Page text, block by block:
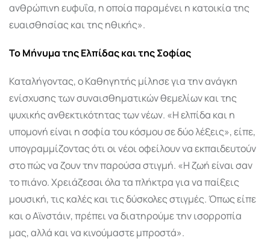
ανθρώπινη ευφυΐα, η οποία παραμένει η κατοικία της
ευαισθησίας και της ηθικής».
Το Μήνυμα της Ελπίδας και της Σοφίας
Καταλήγοντας, ο Καθηγητής μίλησε για την ανάγκη
ενίσχυσης των συναισθηματικών θεμελίων και της
ψυχικής ανθεκτικότητας των νέων. «Η ελπίδα και η
υπομονή είναι η σοφία του κόσμου σε δύο λέξεις», είπε,
υπογραμμίζοντας ότι οι νέοι οφείλουν να εκπαιδευτούν
στο πώς να ζουν την παρούσα στιγμή. «Η ζωή είναι σαν
το πιάνο. Χρειάζεσαι όλα τα πλήκτρα για να παίξεις
μουσική, τις καλές και τις δύσκολες στιγμές. Όπως είπε
και ο Αϊνστάιν, πρέπει να διατηρούμε την ισορροπία
μας, αλλά και να κινούμαστε μπροστά».